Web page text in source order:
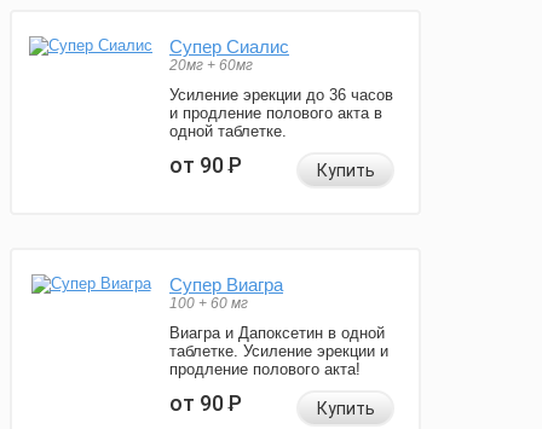
Супер Сиалис
20мг + 60мг
Усиление эрекции до 36 часов
и продление полового акта в
одной таблетке.
от 90Р Купить
Супер Виагра
100 + 60 мг
Виагра и Дапоксетин в одной
таблетке. Усиление эрекции и
продление полового акта!
от 90Р Купить